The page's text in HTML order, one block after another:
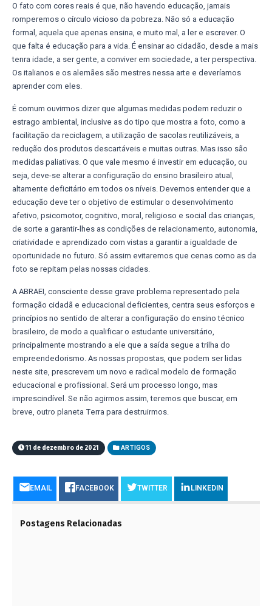
O fato com cores reais é que, não havendo educação, jamais
romperemos o círculo vicioso da pobreza. Não só a educação
formal, aquela que apenas ensina, e muito mal, a ler e escrever. O
que falta é educação para a vida. É ensinar ao cidadão, desde a mais
tenra idade, a ser gente, a conviver em sociedade, a ter perspectiva.
Os italianos e os alemães são mestres nessa arte e deveríamos
aprender com eles.
É comum ouvirmos dizer que algumas medidas podem reduzir o
estrago ambiental, inclusive as do tipo que mostra a foto, como a
facilitação da reciclagem, a utilização de sacolas reutilizáveis, a
redução dos produtos descartáveis e muitas outras. Mas isso são
medidas paliativas. O que vale mesmo é investir em educação, ou
seja, deve-se alterar a configuração do ensino brasileiro atual,
altamente deficitário em todos os níveis. Devemos entender que a
educação deve ter o objetivo de estimular o desenvolvimento
afetivo, psicomotor, cognitivo, moral, religioso e social das crianças,
de sorte a garantir-lhes as condições de relacionamento, autonomia,
criatividade e aprendizado com vistas a garantir a igualdade de
oportunidade no futuro. Só assim evitaremos que cenas como as da
foto se repitam pelas nossas cidades.
A ABRAEI, consciente desse grave problema representado pela
formação cidadã e educacional deficientes, centra seus esforços e
princípios no sentido de alterar a configuração do ensino técnico
brasileiro, de modo a qualificar o estudante universitário,
principalmente mostrando a ele que a saída segue a trilha do
empreendedorismo. As nossas propostas, que podem ser lidas
neste site, prescrevem um novo e radical modelo de formação
educacional e profissional. Será um processo longo, mas
imprescindível. Se não agirmos assim, teremos que buscar, em
breve, outro planeta Terra para destruirmos.
11 de dezembro de 2021 ARTIGOS
EMAIL FACEBOOK TWITTER LINKEDIN
Postagens Relacionadas